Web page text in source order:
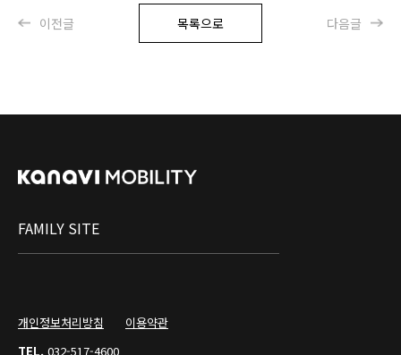
이전글 목록으로 다음글
FAMILY SITE
TEL. 032-517-4600
개인정보처리방침 이용약관